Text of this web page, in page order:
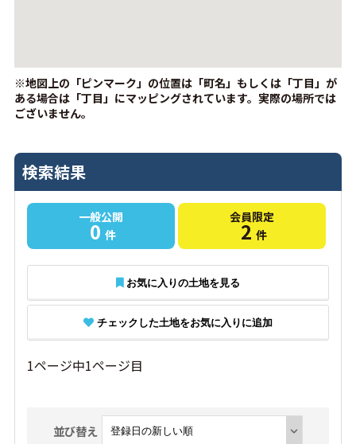
※地図上の「ピンマーク」の位置は「町名」もしくは「丁目」が
ある場合は「丁目」にマッピングされています。 実際の場所では
ございません。
検索結果
一般公開
0 件
会員限定
2 件
お気に入りの土地を見る
チェックした土地をお気に入りに追加
1ページ中1ページ目
並び替え